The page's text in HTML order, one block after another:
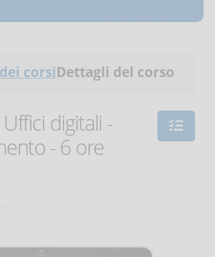
corsiDettagli del corso
digitali -
- 6 ore